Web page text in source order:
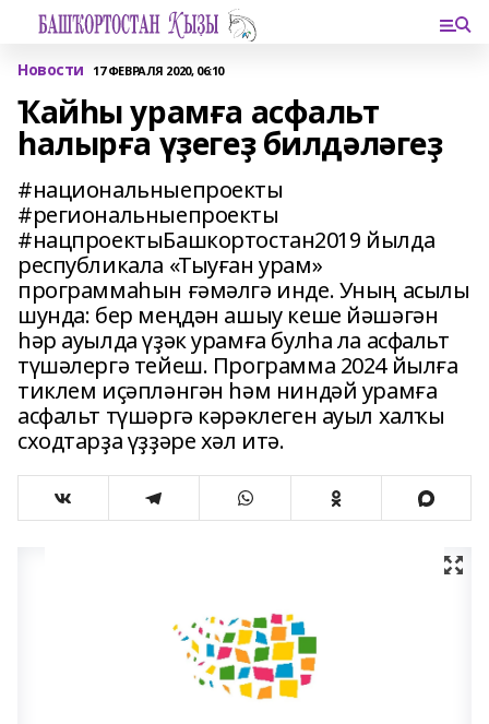
Новости 17 ФЕВРАЛЯ 2020, 06:10
Ҡайһы урамға асфальт
һалырға үҙегеҙ билдәләгеҙ
#национальныепроекты
#региональныепроекты
#нацпроектыБашкортостан2019 йылда
республикала «Тыуған урам»
программаһын ғәмәлгә инде. Уның асылы
шунда: бер меңдән ашыу кеше йәшәгән
һәр ауылда үҙәк урамға булһа ла асфальт
түшәлергә тейеш. Программа 2024 йылға
тиклем иҫәпләнгән һәм ниндәй урамға
асфальт түшәргә кәрәклеген ауыл халҡы
сходтарҙа үҙҙәре хәл итә.